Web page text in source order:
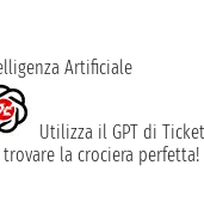
Artificiale
Utilizza il GPT di
trovare la crociera perfetta!